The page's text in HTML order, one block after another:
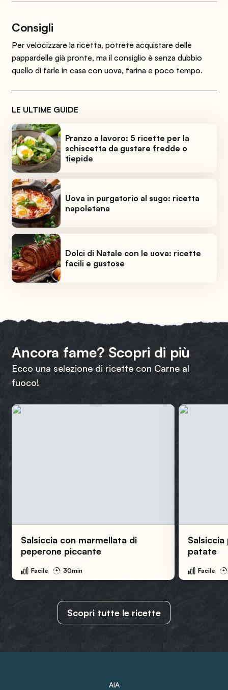
Consigli
Per velocizzare la ricetta, potrete acquistare delle
pappardelle già pronte, ma il consiglio è senza dubbio
quello di farle in casa con uova, farina e poco tempo.
LE ULTIME GUIDE
Pranzo a lavoro: 5 ricette per la
schiscetta da gustare fredde o
tiepide
Uova in purgatorio al sugo: ricetta
napoletana
Dolci di Natale con le uova: ricette
facili e gustose
Ancora fame? Scopri di più
Ecco una selezione di ricette con Carne al
fuoco!
Salsiccia con marmellata di
peperone piccante
Facile 30min
patate
Facile
Scopri tutte le ricette
AIA